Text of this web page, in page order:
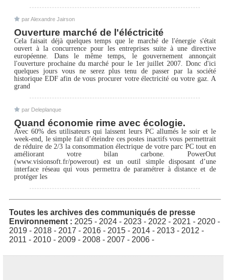
par Alexandre Jairson
Ouverture marché de l'éléctricité
Cela faisait déjà quelques temps que le marché de l'énergie s'était
ouvert à la concurrence pour les entreprises suite à une directive
européenne. Dans le même temps, le gouvernement annonçait
l'ouverture prochaine du marché pour le 1er juillet 2007. Donc d'ici
quelques jours vous ne serez plus tenu de passer par la société
historique EDF afin de vous procurer votre électricité ou votre gaz. A
grand
par Deleplanque
Quand économie rime avec écologie.
Avec 60% des utilisateurs qui laissent leurs PC allumés le soir et le
week-end, le simple fait d’éteindre ces postes inactifs vous permettrait
de réduire de 2/3 la consommation électrique de votre parc PC tout en
améliorant votre bilan carbone. PowerOut
(www.visionsoft.fr/powerout) est un outil simple disposant d’une
interface réseau qui vous permettra de paramétrer à distance et de
protéger les
Toutes les archives des communiqués de presse
Environnement : 2025 - 2024 - 2023 - 2022 - 2021 - 2020 -
2019 - 2018 - 2017 - 2016 - 2015 - 2014 - 2013 - 2012 -
2011 - 2010 - 2009 - 2008 - 2007 - 2006 -